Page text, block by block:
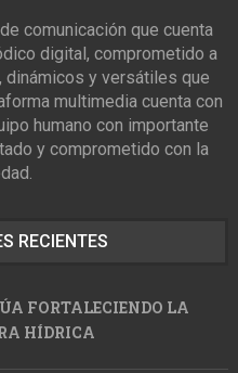
comunicación que cuenta
digital, comprometido a
y versátiles que
multimedia cuenta con
humano con importante
y comprometido con la
RECIENTES
FORTALECIENDO LA
HÍDRICA